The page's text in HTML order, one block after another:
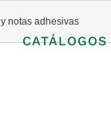
CATÁLOGOS
notas adhesivas